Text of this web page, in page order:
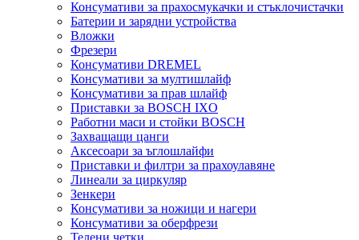
Консумативи за прахосмукачки и стъклочистачки
Батерии и зарядни устройства
Вложки
Фрезери
Консумативи DREMEL
Консумативи за мултишлайф
Консумативи за прав шлайф
Приставки за BOSCH IXO
Работни маси и стойки BOSCH
Захващащи цанги
Аксесоари за ъглошлайфи
Приставки и филтри за прахоулавяне
Линеали за циркуляр
Зенкери
Консумативи за ножици и нагери
Консумативи за оберфрези
Телени четки